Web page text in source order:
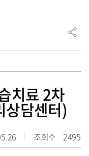
치료 2차
상담센터)
조회수 2495